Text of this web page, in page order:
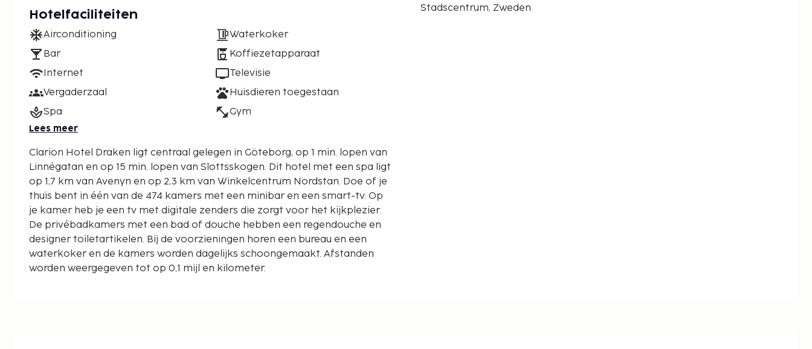
Hotelfaciliteiten
Airconditioning
Bar
Internet
Vergaderzaal
Spa
Waterkoker
Koffiezetapparaat
Televisie
Huisdieren toegestaan
Gym
Lees meer
Clarion Hotel Draken ligt centraal gelegen in Göteborg, op 1 min. lopen van
Linnégatan en op 15 min. lopen van Slottsskogen. Dit hotel met een spa ligt
op 1,7 km van Avenyn en op 2,3 km van Winkelcentrum Nordstan. Doe of je
thuis bent in één van de 474 kamers met een minibar en een smart-tv. Op
je kamer heb je een tv met digitale zenders die zorgt voor het kijkplezier.
De privébadkamers met een bad of douche hebben een regendouche en
designer toiletartikelen. Bij de voorzieningen horen een bureau en een
waterkoker en de kamers worden dagelijks schoongemaakt. Afstanden
worden weergegeven tot op 0,1 mijl en kilometer.
Stadscentrum, Zweden